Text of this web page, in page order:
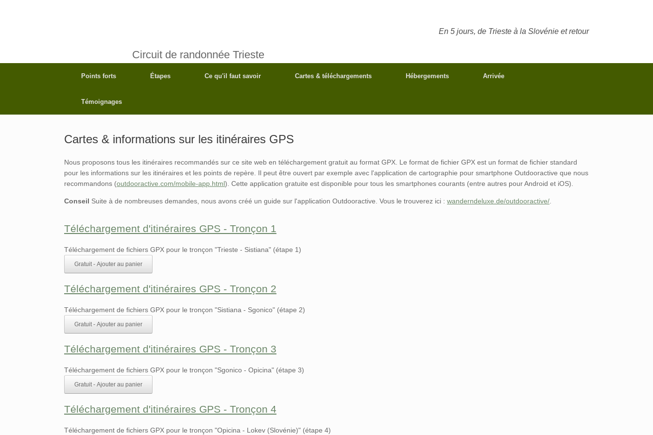
Circuit de randonnée Trieste
En 5 jours, de Trieste à la Slovénie et retour
Points forts Étapes Ce qu'il faut savoir Cartes & téléchargements Hébergements Arrivée
Témoignages
Cartes & informations sur les itinéraires GPS
Nous proposons tous les itinéraires recommandés sur ce site web en téléchargement gratuit au format GPX. Le format de fichier GPX est un format de fichier standard
pour les informations sur les itinéraires et les points de repère. Il peut être ouvert par exemple avec l'application de cartographie pour smartphone Outdooractive que nous
recommandons (outdooractive.com/mobile-app.html). Cette application gratuite est disponible pour tous les smartphones courants (entre autres pour Android et iOS).
Conseil Suite à de nombreuses demandes, nous avons créé un guide sur l'application Outdooractive. Vous le trouverez ici : wanderndeluxe.de/outdooractive/
Téléchargement d'itinéraires GPS - Tronçon 1
Téléchargement de fichiers GPX pour le tronçon "Trieste - Sistiana" (étape 1)
Gratuit - Ajouter au panier
Téléchargement d'itinéraires GPS - Tronçon 2
Téléchargement de fichiers GPX pour le tronçon "Sistiana - Sgonico" (étape 2)
Gratuit - Ajouter au panier
Téléchargement d'itinéraires GPS - Tronçon 3
Téléchargement de fichiers GPX pour le tronçon "Sgonico - Opicina" (étape 3)
Gratuit - Ajouter au panier
Téléchargement d'itinéraires GPS - Tronçon 4
Téléchargement de fichiers GPX pour le tronçon "Opicina - Lokev (Slovénie)" (étape 4)